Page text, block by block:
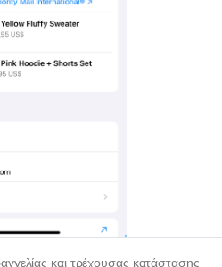
και τρέχουσας κατάστασης